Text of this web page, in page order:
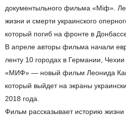
документыльного фильма «Міф».
жизни и смерти украинского
который погиб на фронте в
В апреле авторы фильма начали
ленту 10 городах в Германии,
«МИФ» — новый фильм Леонида
который выйдет на экраны
2018 года.
Фильм рассказывает историю